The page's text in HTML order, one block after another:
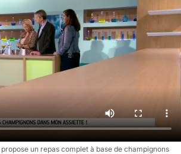
un repas complet à base de champignons